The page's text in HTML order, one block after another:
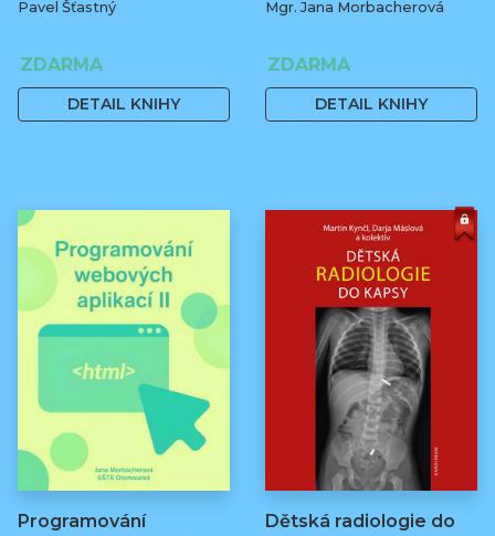
Pavel Šťastný
ZDARMA
DETAIL KNIHY
Mgr. Jana Morbacherová
ZDARMA
DETAIL KNIHY
Programování
Dětská radiologie do